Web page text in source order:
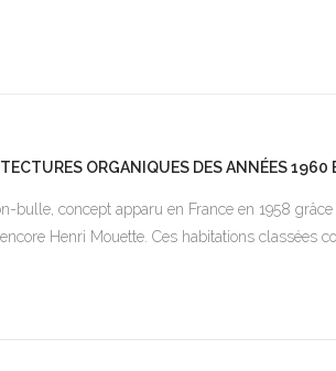
ORGANIQUES DES ANNÉES 1960
bulle, concept apparu en France en 1958
Henri Mouette. Ces habitations classées